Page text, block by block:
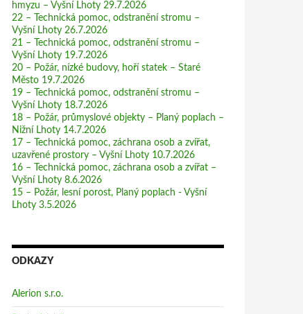
hmyzu – Vyšní Lhoty 29.7.2026
22 – Technická pomoc, odstranění stromu –
Vyšní Lhoty 26.7.2026
21 – Technická pomoc, odstranění stromu –
Vyšní Lhoty 19.7.2026
20 – Požár, nízké budovy, hoří statek – Staré
Město 19.7.2026
19 – Technická pomoc, odstranění stromu –
Vyšní Lhoty 18.7.2026
18 – Požár, průmyslové objekty – Planý poplach –
Nižní Lhoty 14.7.2026
17 – Technická pomoc, záchrana osob a zvířat,
uzavřené prostory – Vyšní Lhoty 10.7.2026
16 – Technická pomoc, záchrana osob a zvířat –
Vyšní Lhoty 8.6.2026
15 – Požár, lesní porost, Planý poplach - Vyšní
Lhoty 3.5.2026
ODKAZY
Alerion s.r.o.